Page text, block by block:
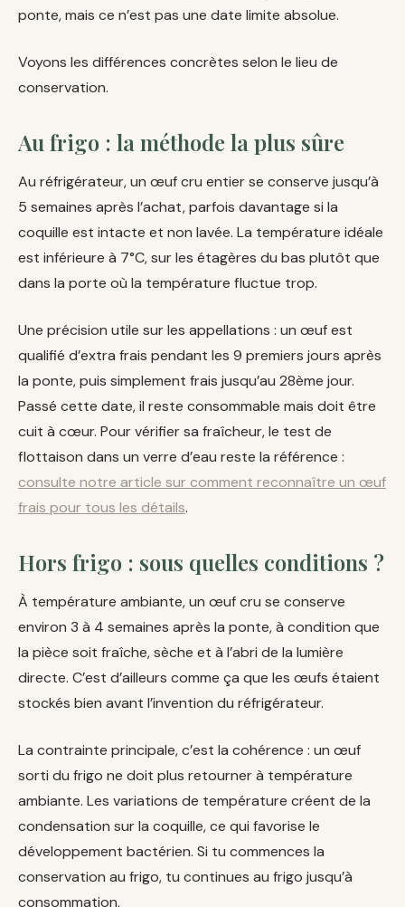
ponte, mais ce n’est pas une date limite absolue.
Voyons les différences concrètes selon le lieu de
conservation.
Au frigo : la méthode la plus sûre
Au réfrigérateur, un œuf cru entier se conserve jusqu’à
5 semaines après l’achat, parfois davantage si la
coquille est intacte et non lavée. La température idéale
est inférieure à 7°C, sur les étagères du bas plutôt que
dans la porte où la température fluctue trop.
Une précision utile sur les appellations : un œuf est
qualifié d’extra frais pendant les 9 premiers jours après
la ponte, puis simplement frais jusqu’au 28ème jour.
Passé cette date, il reste consommable mais doit être
cuit à cœur. Pour vérifier sa fraîcheur, le test de
flottaison dans un verre d’eau reste la référence :
consulte notre article sur comment reconnaître un œuf
frais pour tous les détails.
Hors frigo : sous quelles conditions ?
À température ambiante, un œuf cru se conserve
environ 3 à 4 semaines après la ponte, à condition que
la pièce soit fraîche, sèche et à l’abri de la lumière
directe. C’est d’ailleurs comme ça que les œufs étaient
stockés bien avant l’invention du réfrigérateur.
La contrainte principale, c’est la cohérence : un œuf
sorti du frigo ne doit plus retourner à température
ambiante. Les variations de température créent de la
condensation sur la coquille, ce qui favorise le
développement bactérien. Si tu commences la
conservation au frigo, tu continues au frigo jusqu’à
consommation.